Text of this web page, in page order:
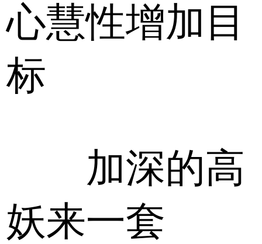
心慧性增加目
标
加深的高
妖来一套